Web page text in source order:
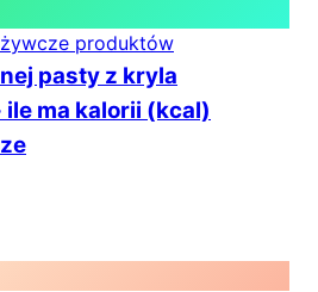
produktów
pasty z kryla
ma kalorii (kcal)